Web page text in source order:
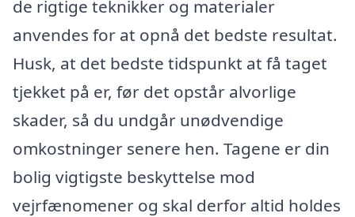
de rigtige teknikker og materialer
anvendes for at opnå det bedste resultat.
Husk, at det bedste tidspunkt at få taget
tjekket på er, før det opstår alvorlige
skader, så du undgår unødvendige
omkostninger senere hen. Tagene er din
bolig vigtigste beskyttelse mod
vejrfænomener og skal derfor altid holdes